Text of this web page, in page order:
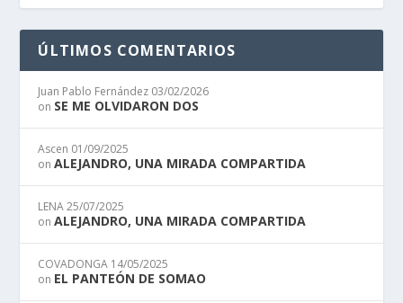
ÚLTIMOS COMENTARIOS
Juan Pablo Fernández 03/02/2026
on SE ME OLVIDARON DOS
Ascen 01/09/2025
onALEJANDRO, UNA MIRADA COMPARTIDA
LENA 25/07/2025
onALEJANDRO, UNA MIRADA COMPARTIDA
COVADONGA 14/05/2025
on EL PANTEÓN DE SOMAO